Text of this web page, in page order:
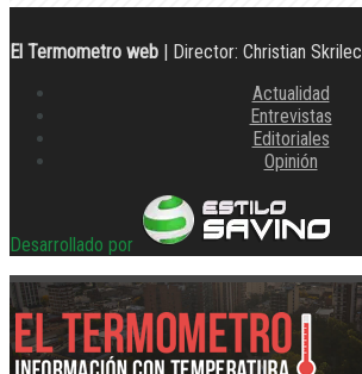
El Termometro web | Director: Christian Skrilec
Actualidad
Entrevistas
Editoriales
Opinión
Desarrollado por